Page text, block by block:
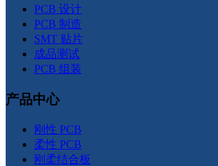
PCB 设计
PCB 制造
SMT 贴片
成品测试
PCB 组装
产品中心
刚性 PCB
柔性 PCB
刚柔结合板